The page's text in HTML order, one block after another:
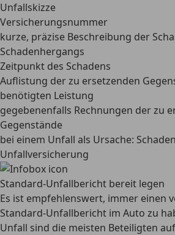
Unfallskizze
Versicherungsnummer
kurze, präzise Beschreibung der
Schadenhergangs
Zeitpunkt des Schadens
Auflistung der zu ersetzenden
benötigten Leistung
gegebenenfalls Rechnungen der zu
Gegenstände
bei einem Unfall als Ursache:
Unfallversicherung
Standard-Unfallbericht bereit legen
Es ist empfehlenswert, immer einen
Standard-Unfallbericht im Auto zu
Unfall sind die meisten Beteiligten